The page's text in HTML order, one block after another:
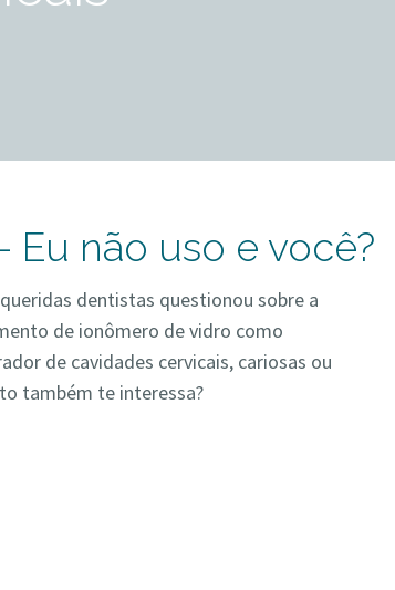
Eu não uso e você?
dentistas questionou sobre a
de ionômero de vidro como
de cavidades cervicais, cariosas ou
também te interessa?